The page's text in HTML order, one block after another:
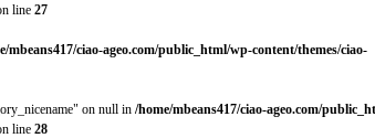
line 27
mbeans417/ciao-ageo.com/public_html/wp-content/themes/ciao-
on null in /home/mbeans417/ciao-ageo.com/
line 28